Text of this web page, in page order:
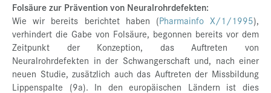
Folsäure zur Prävention von Neuralrohrdefekten:
Wie wir bereits berichtet haben (Pharmainfo X/1/1995),
verhindert die Gabe von Folsäure, begonnen bereits vor dem
Zeitpunkt der Konzeption, das Auftreten von
Neuralrohrdefekten in der Schwangerschaft und, nach einer
neuen Studie, zusätzlich auch das Auftreten der Missbildung
Lippenspalte (9a). In den europäischen Ländern ist dies